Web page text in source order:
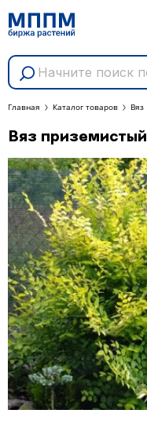
Главная Каталог товаров Вяз
Вяз приземистый